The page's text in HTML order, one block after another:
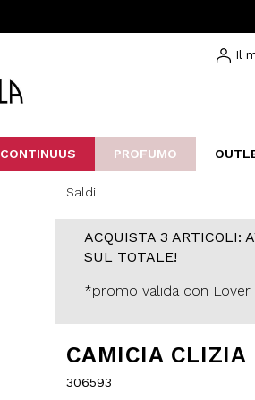
Il
CONTINUUS PROFUMO
Saldi
ACQUISTA 3 ARTICOLI:
SUL TOTALE!
*promo valida con Lover
CAMICIA
306593